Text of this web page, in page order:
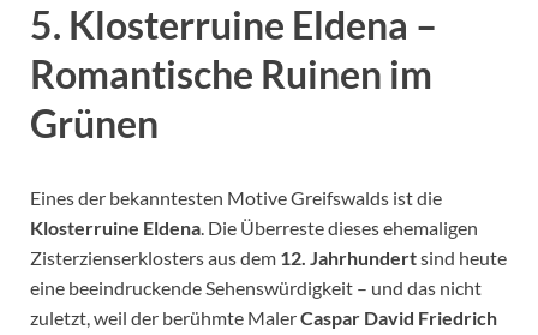
5. Klosterruine Eldena –
Romantische Ruinen im
Grünen
Eines der bekanntesten Motive Greifswalds ist die
Klosterruine Eldena. Die Überreste dieses ehemaligen
Zisterzienserklosters aus dem 12. Jahrhundertsind heute
eine beeindruckende Sehenswürdigkeit – und das nicht
zuletzt, weil der berühmte MalerCaspar David Friedrich